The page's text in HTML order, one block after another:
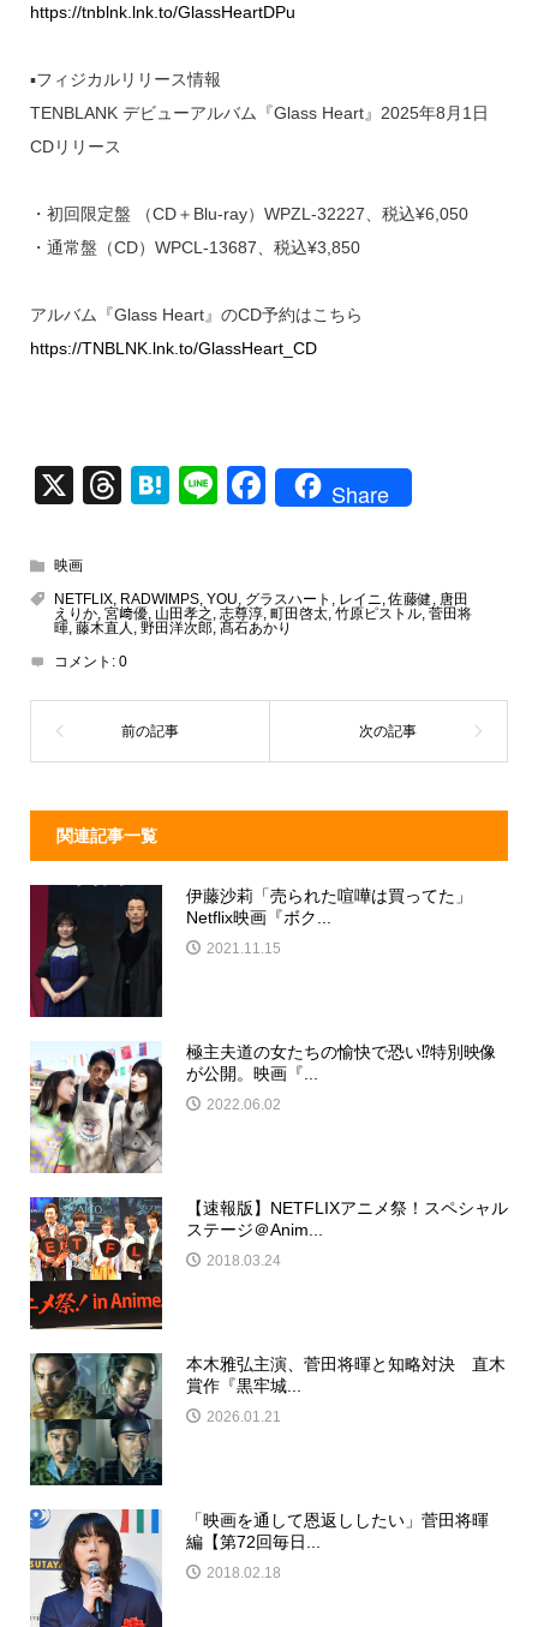
https://tnblnk.lnk.to/GlassHeartDPu
▪フィジカルリリース情報
TENBLANK デビューアルバム『Glass Heart』2025年8月1日
CDリリース
・初回限定盤 （CD＋Blu-ray）WPZL-32227、税込¥6,050
・通常盤（CD）WPCL-13687、税込¥3,850
アルバム『Glass Heart』のCD予約はこちら
https://TNBLNK.lnk.to/GlassHeart_CD
X
T
a
d
s
H
n
a
Li
F
e
b
o
k
Share
映画
NETFLIX, RADWIMPS, YOU, グラスハート , レイニ,佐藤健 , 唐田
えりか, 宮﨑優, 山田孝之 , 志尊淳, 町田啓太, 竹原ピストル, 菅田将
暉, 藤木直人 , 野田洋次郎, 髙石あかり
コメント: 0
関連記事一覧
伊藤沙莉「売られた喧嘩は買ってた」
Netflix映画『ボク...
2021.11.15
極主夫道の女たちの愉快で恐い⁉特別映像
が公開。映画『...
2022.06.02
【速報版】NETFLIXアニメ祭！スペシャル
ステージ＠Anim...
2018.03.24
本木雅弘主演、菅田将暉と知略対決 直木
賞作『黒牢城...
2026.01.21
「映画を通して恩返ししたい」菅田将暉
編【第72回毎日...
2018.02.18